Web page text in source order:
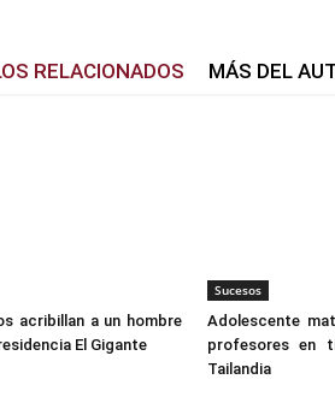
RELACIONADOS MÁS DEL
acribillan a un hombre
El Gigante
Sucesos
Adolescente
profesores en
Tailandia